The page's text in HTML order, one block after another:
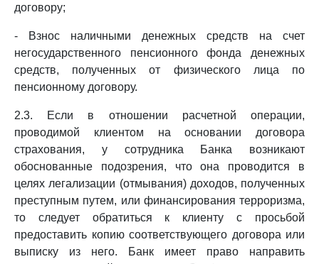
договору;
- Взнос наличными денежных средств на счет
негосударственного пенсионного фонда денежных
средств, полученных от физического лица по
пенсионному договору.
2.3. Если в отношении расчетной операции,
проводимой клиентом на основании договора
страхования, у сотрудника Банка возникают
обоснованные подозрения, что она проводится в
целях легализации (отмывания) доходов, полученных
преступным путем, или финансирования терроризма,
то следует обратиться к клиенту с просьбой
предоставить копию соответствующего договора или
выписку из него. Банк имеет право направить